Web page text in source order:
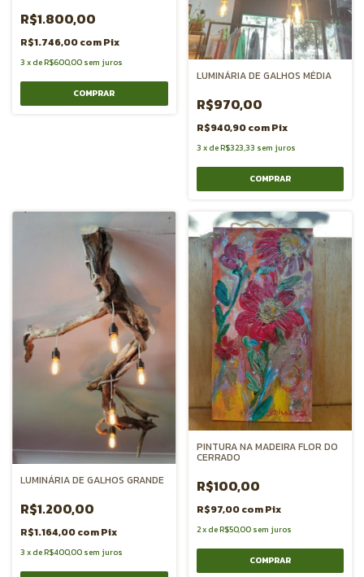
R$1.800,00
R$1.746,00comPix
3 xdeR$600,00 sem juros
LUMINÁRIA DE GALHOS MÉDIA
R$970,00
R$940,90comPix
3 xdeR$323,33 sem juros
LUMINÁRIA DE GALHOS GRANDE
R$1.200,00
R$1.164,00comPix
3 xdeR$400,00 sem juros
PINTURA NA MADEIRA FLOR DO
CERRADO
R$100,00
R$97,00comPix
2xdeR$50,00 sem juros